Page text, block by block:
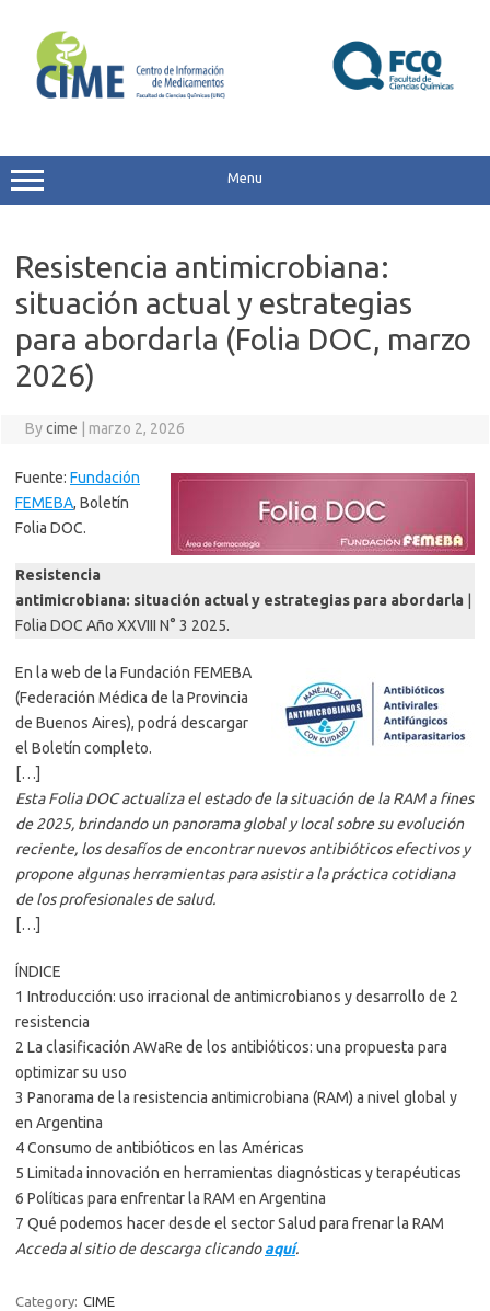
content
Menu
Resistencia antimicrobiana:
situación actual y estrategias
para abordarla (Folia DOC, marzo
2026)
Bycime marzo 2, 2026
Fuente: Fundación
FEMEBA, Boletín
Folia DOC.
Resistencia
antimicrobiana: situación actual y estrategias para abordarla
Folia DOC Año XXVIII N° 3 2025.
En la web de la Fundación FEMEBA
(Federación Médica de la Provincia
de Buenos Aires), podrá descargar
el Boletín completo.
[…]
Esta Folia DOC actualiza el estado de la situación de la RAM a fines
de 2025, brindando un panorama global y local sobre su evolución
reciente, los desafíos de encontrar nuevos antibióticos efectivos y
propone algunas herramientas para asistir a la práctica cotidiana
de los profesionales de salud.
[…]
ÍNDICE
1 Introducción: uso irracional de antimicrobianos y desarrollo de 2
resistencia
2 La clasificación AWaRe de los antibióticos: una propuesta para
optimizar su uso
3 Panorama de la resistencia antimicrobiana (RAM) a nivel global y
en Argentina
4 Consumo de antibióticos en las Américas
5 Limitada innovación en herramientas diagnósticas y terapéuticas
6 Políticas para enfrentar la RAM en Argentina
7 Qué podemos hacer desde el sector Salud para frenar la RAM
Acceda al sitio de descarga clicandoaquí.
Category: CIME